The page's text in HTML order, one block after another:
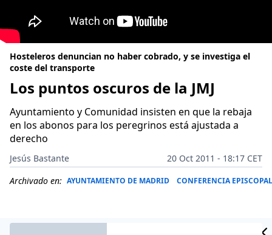
Hosteleros denuncian no haber cobrado, y se investiga el
coste del transporte
Los puntos oscuros de la JMJ
Ayuntamiento y Comunidad insisten en que la rebaja
en los abonos para los peregrinos está ajustada a
derecho
Jesús Bastante
20 Oct 2011 - 18:17 CET
Archivado en: AYUNTAMIENTO DE MADRID CONFERENCIA EPISCOPAL